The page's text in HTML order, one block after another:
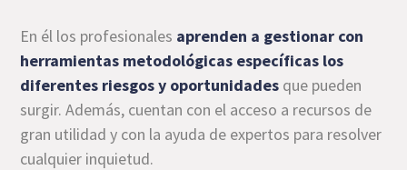
En él los profesionales aprenden a gestionar con
herramientas metodológicas específicas los
diferentes riesgos y oportunidades que pueden
surgir. Además, cuentan con el acceso a recursos de
gran utilidad y con la ayuda de expertos para resolver
cualquier inquietud.